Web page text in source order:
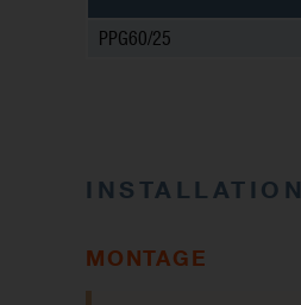
PPG60/25
INSTALLATION
MONTAGE